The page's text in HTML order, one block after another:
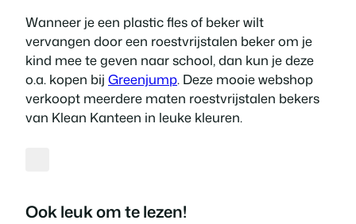
Wanneer je een plastic fles of beker wilt
vervangen door een roestvrijstalen beker om je
kind mee te geven naar school, dan kun je deze
o.a. kopen bij Greenjump. Deze mooie webshop
verkoopt meerdere maten roestvrijstalen bekers
van Klean Kanteen in leuke kleuren.
Ook leuk om te lezen!